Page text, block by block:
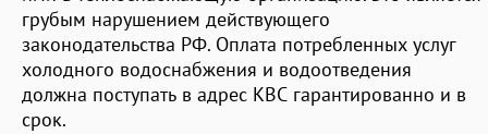
грубым нарушением действующего
законодательства РФ. Оплата потребленных услуг
холодного водоснабжения и водоотведения
должна поступать в адрес КВС гарантированно и в
срок.